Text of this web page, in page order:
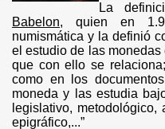
La
Babelon, quien en
numismática y la definió
el estudio de las
que con ello se
como en los
moneda y las estudia
legislativo, metodológico,
epigráfico,...”
III